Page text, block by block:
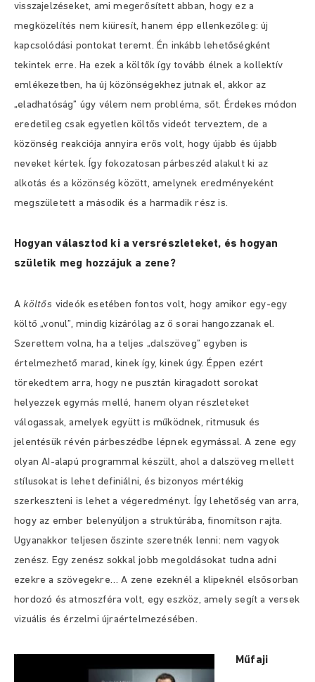
visszajelzéseket, ami megerősített abban, hogy ez a
megközelítés nem kiüresít, hanem épp ellenkezőleg: új
kapcsolódási pontokat teremt. Én inkább lehetőségként
tekintek erre. Ha ezek a költők így tovább élnek a kollektív
emlékezetben, ha új közönségekhez jutnak el, akkor az
„eladhatóság” úgy vélem nem probléma, sőt. Érdekes módon
eredetileg csak egyetlen költős videót terveztem, de a
közönség reakciója annyira erős volt, hogy újabb és újabb
neveket kértek. Így fokozatosan párbeszéd alakult ki az
alkotás és a közönség között, amelynek eredményeként
megszületett a második és a harmadik rész is.
Hogyan választod ki a versrészleteket, és hogyan
születik meg hozzájuk a zene?
Aköltős videók esetében fontos volt, hogy amikor egy-egy
költő „vonul”, mindig kizárólag az ő sorai hangozzanak el.
Szerettem volna, ha a teljes „dalszöveg” egyben is
értelmezhető marad, kinek így, kinek úgy. Éppen ezért
törekedtem arra, hogy ne pusztán kiragadott sorokat
helyezzek egymás mellé, hanem olyan részleteket
válogassak, amelyek együtt is működnek, ritmusuk és
jelentésük révén párbeszédbe lépnek egymással. A zene egy
olyan AI-alapú programmal készült, ahol a dalszöveg mellett
stílusokat is lehet definiálni, és bizonyos mértékig
szerkeszteni is lehet a végeredményt. Így lehetőség van arra,
hogy az ember belenyúljon a struktúrába, finomítson rajta.
Ugyanakkor teljesen őszinte szeretnék lenni: nem vagyok
zenész. Egy zenész sokkal jobb megoldásokat tudna adni
ezekre a szövegekre… A zene ezeknél a klipeknél elsősorban
hordozó és atmoszféra volt, egy eszköz, amely segít a versek
vizuális és érzelmi újraértelmezésében.
Műfaji